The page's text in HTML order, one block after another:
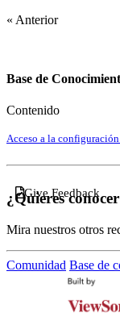
« Anterior
Base de
Contenido
Acceso a la
Give Feedback
¿Quieres
Mira nuestros otros
Comunidad Base de